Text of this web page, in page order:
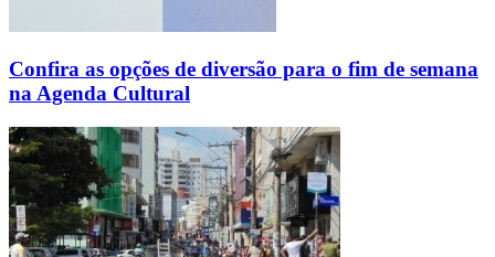
Confira as opções de diversão para o fim de semana
na Agenda Cultural